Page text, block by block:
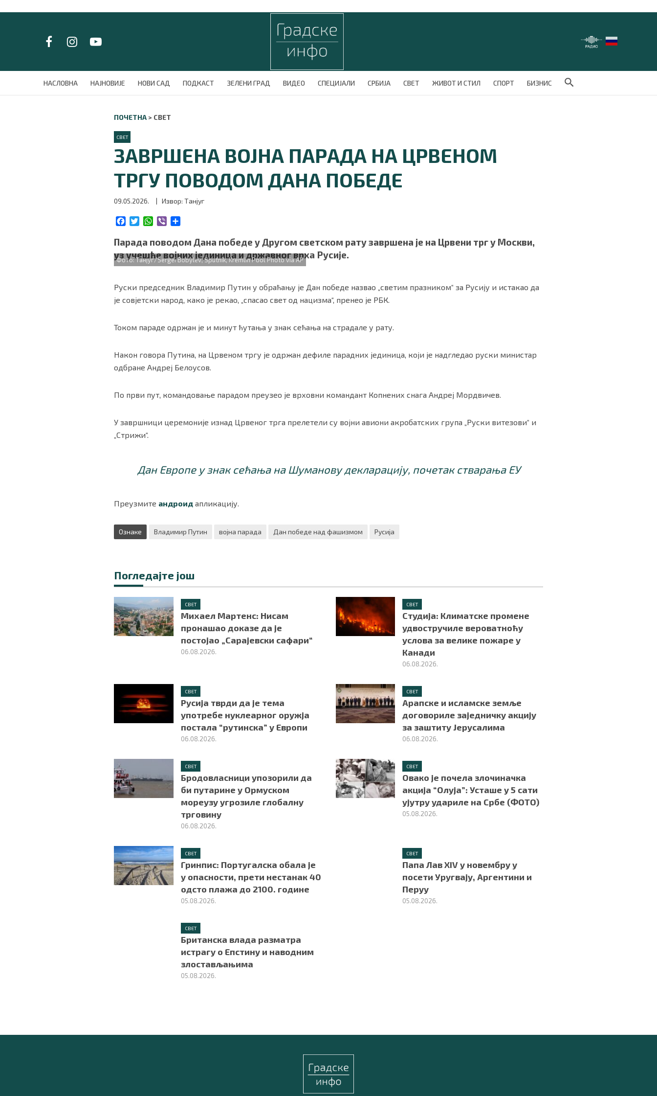
НАСЛОВНА НАЈНОВИЈЕ НОВИ САД ПОДКАСТ ЗЕЛЕНИ ГРАД ВИДЕО СПЕЦИЈАЛИ СРБИЈА СВЕТ ЖИВОТ И СТИЛ СПОРТ БИЗНИС
Search Button
ПОЧЕТНА > СВЕТ
СВЕТ
ЗАВРШЕНА ВОЈНА ПАРАДА НА ЦРВЕНОМ
ТРГУ ПОВОДОМ ДАНА ПОБЕДЕ
09.05.2026. | Извор: Танјуг
c
e
b
k
i
t
t
W
a
s
p
b
r
a
e
Парада поводом Дана победе у Другом светском рату завршена је на Црвени трг у Москви,
уз учешће војних јединица и државног врха Русије.
Фото: Танјуг/Sergei Bobylev, Sputnik, Kremlin Pool Photo via AP
Руски председник Владимир Путин у обраћању је Дан победе назвао „светим празником“ за Русију и истакао да
је совјетски народ, како је рекао, „спасао свет од нацизма“, пренео је РБК.
Током параде одржан је и минут ћутања у знак сећања на страдале у рату.
Након говора Путина, на Црвеном тргу је одржан дефиле парадних јединица, који је надгледао руски министар
одбране Андреј Белоусов.
По први пут, командовање парадом преузео је врховни командант Копнених снага Андреј Мордвичев.
У завршници церемоније изнад Црвеног трга прелетели су војни авиони акробатских група „Руски витезови“ и
„Стрижи“.
Дан Европе у знак сећања на Шуманову декларацију, почетак стварања ЕУ
Преузмите андроид апликацију.
Ознаке Владимир Путин војна парада Дан победе над фашизмом Русија
Погледајте још
СВЕТ
Михаел Мартенс: Нисам
пронашао доказе да је
постојао „Сарајевски сафари“
06.08.2026.
СВЕТ
Студија: Климатске промене
удвостручиле вероватноћу
услова за велике пожаре у
Канади
06.08.2026.
СВЕТ
Русија тврди да је тема
употребе нуклеарног оружја
постала “рутинска” у Европи
06.08.2026.
СВЕТ
Арапске и исламске земље
договориле заједничку акцију
за заштиту Јерусалима
06.08.2026.
СВЕТ
Бродовласници упозорили да
би путарине у Ормуском
мореузу угрозиле глобалну
трговину
06.08.2026.
СВЕТ
Овако је почела злочиначка
акција “Олуја”: Усташе у 5 сати
ујутру удариле на Србе (ФОТО)
05.08.2026.
СВЕТ
Гринпис: Португалска обала је
у опасности, прети нестанак 40
одсто плажа до 2100. године
05.08.2026.
СВЕТ
Папа Лав XIV у новембру у
посети Уругвају, Аргентини и
Перуу
05.08.2026.
СВЕТ
Британска влада разматра
истрагу о Епстину и наводним
злостављањима
05.08.2026.
НАСЛОВНА
НАЈНОВИЈЕ
redakcija@gradskeinfo.rs
ПРАТИТЕ НАС
Услови коришћења|Политика приватности| О нама